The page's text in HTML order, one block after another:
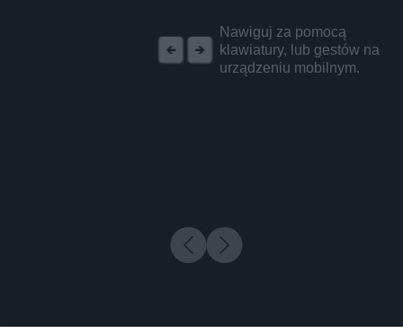
Nawiguj za pomocą
klawiatury, lub gestów na
urządzeniu mobilnym.